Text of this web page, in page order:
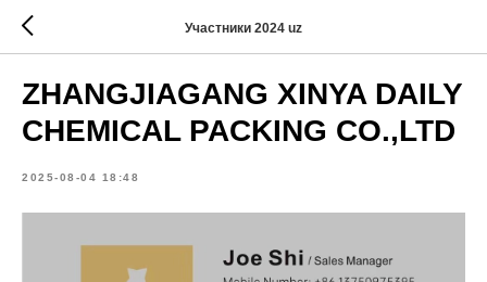
Участники 2024 uz
ZHANGJIAGANG XINYA DAILY
CHEMICAL PACKING CO.,LTD
2025-08-04 18:48